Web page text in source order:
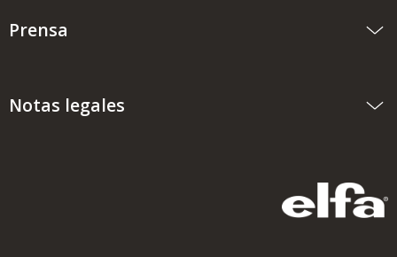
Prensa
Notas legales